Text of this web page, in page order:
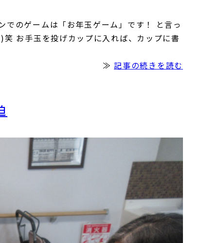
のゲームは「お年玉ゲーム」です！ と言っ
お手玉を投げカップに入れば、カップに書
≫記事の続きを読む